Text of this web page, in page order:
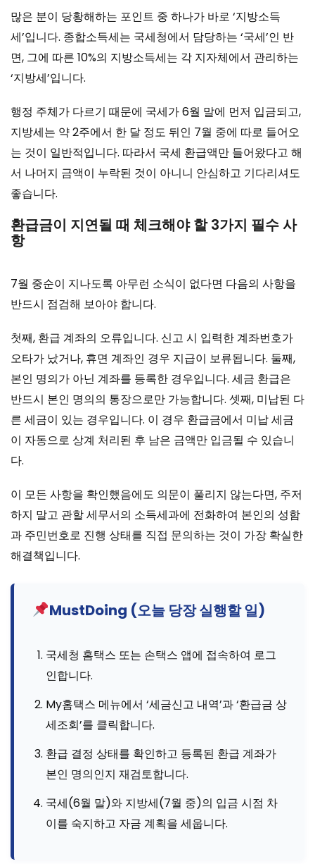
많은 분이 당황해하는 포인트 중 하나가 바로 ‘지방소득
세’입니다. 종합소득세는 국세청에서 담당하는 ‘국세’인 반
면, 그에 따른 10%의 지방소득세는 각 지자체에서 관리하는
‘지방세’입니다.
행정 주체가 다르기 때문에 국세가 6월 말에 먼저 입금되고,
지방세는 약 2주에서 한 달 정도 뒤인 7월 중에 따로 들어오
는 것이 일반적입니다. 따라서 국세 환급액만 들어왔다고 해
서 나머지 금액이 누락된 것이 아니니 안심하고 기다리셔도
좋습니다.
환급금이 지연될 때 체크해야 할 3가지 필수 사
항
7월 중순이 지나도록 아무런 소식이 없다면 다음의 사항을
반드시 점검해 보아야 합니다.
첫째, 환급 계좌의 오류입니다. 신고 시 입력한 계좌번호가
오타가 났거나, 휴면 계좌인 경우 지급이 보류됩니다. 둘째,
본인 명의가 아닌 계좌를 등록한 경우입니다. 세금 환급은
반드시 본인 명의의 통장으로만 가능합니다. 셋째, 미납된 다
른 세금이 있는 경우입니다. 이 경우 환급금에서 미납 세금
이 자동으로 상계 처리된 후 남은 금액만 입금될 수 있습니
다.
이 모든 사항을 확인했음에도 의문이 풀리지 않는다면, 주저
하지 말고 관할 세무서의 소득세과에 전화하여 본인의 성함
과 주민번호로 진행 상태를 직접 문의하는 것이 가장 확실한
해결책입니다.
MustDoing (오늘 당장 실행할 일)
국세청 홈택스 또는 손택스 앱에 접속하여 로그
인합니다.
My홈택스 메뉴에서 ‘세금신고 내역’과 ‘환급금 상
세조회’를 클릭합니다.
환급 결정 상태를 확인하고 등록된 환급 계좌가
본인 명의인지 재검토합니다.
국세(6월 말)와 지방세(7월 중)의 입금 시점 차
이를 숙지하고 자금 계획을 세웁니다.